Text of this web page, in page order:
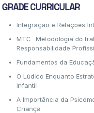
GRADE CURRICULAR
Integração e Relações
MTC- Metodologia do
Responsabilidade
Fundamentos da
O Lúdico Enquanto
Infantil
A Importância da
Criança